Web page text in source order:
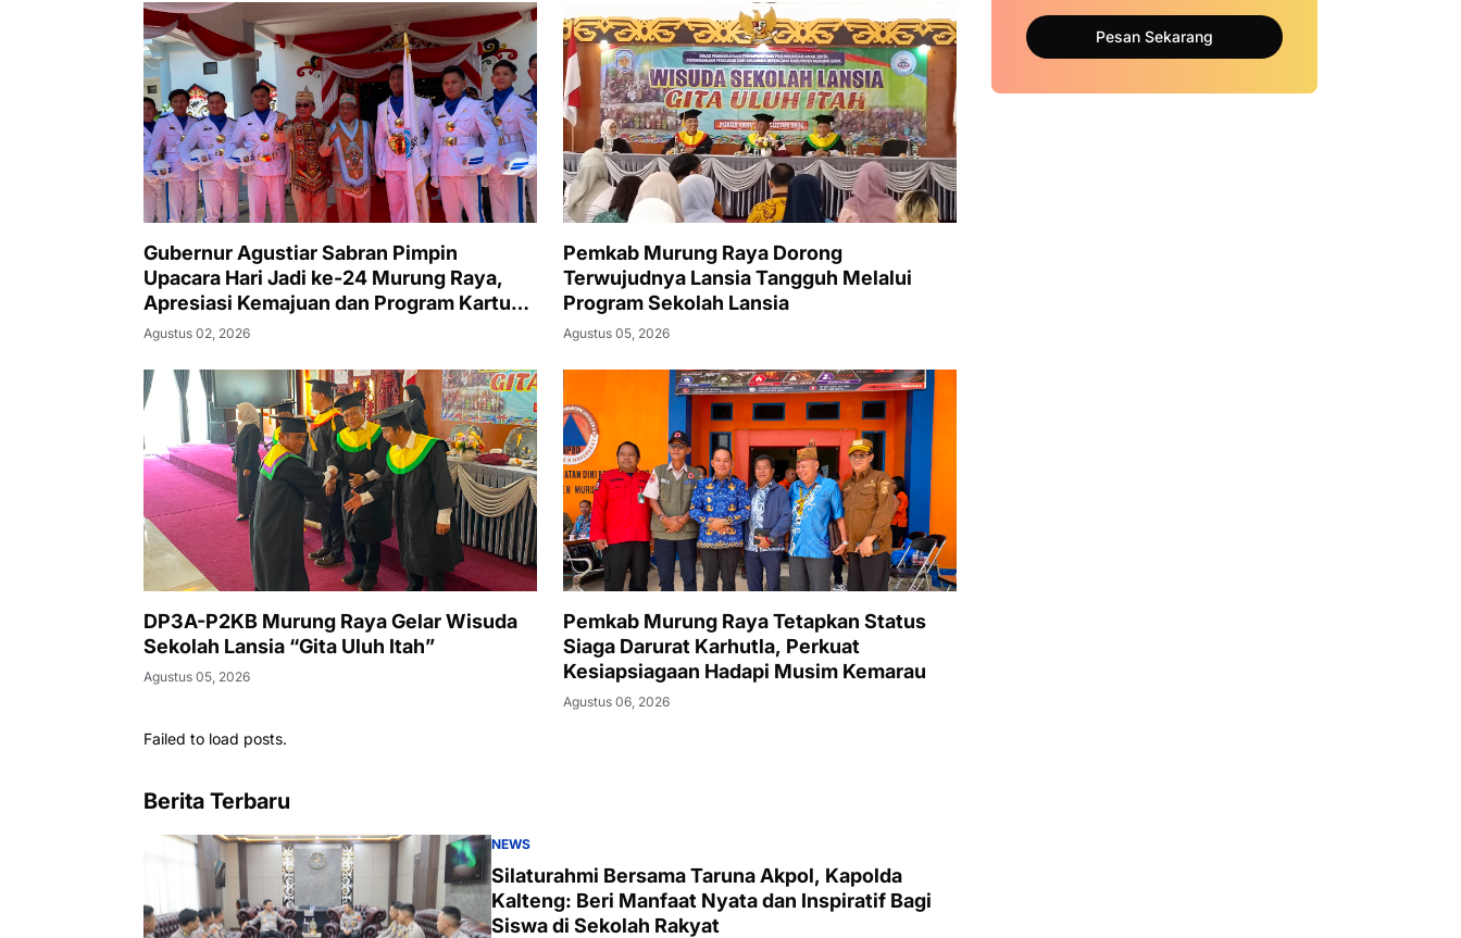
Gubernur Agustiar Sabran Pimpin
Upacara Hari Jadi ke-24 Murung Raya,
Apresiasi Kemajuan dan Program Kartu
Hebat
Agustus 02, 2026
Pemkab Murung Raya Dorong
Terwujudnya Lansia Tangguh Melalui
Program Sekolah Lansia
Agustus 05, 2026
DP3A-P2KB Murung Raya Gelar Wisuda
Sekolah Lansia “Gita Uluh Itah”
Agustus 05, 2026
Pemkab Murung Raya Tetapkan Status
Siaga Darurat Karhutla, Perkuat
Kesiapsiagaan Hadapi Musim Kemarau
Agustus 06, 2026
Failed to load posts.
Berita Terbaru
NEWS
Silaturahmi Bersama Taruna Akpol, Kapolda
Kalteng: Beri Manfaat Nyata dan Inspiratif Bagi
Siswa di Sekolah Rakyat
Pesan Sekarang